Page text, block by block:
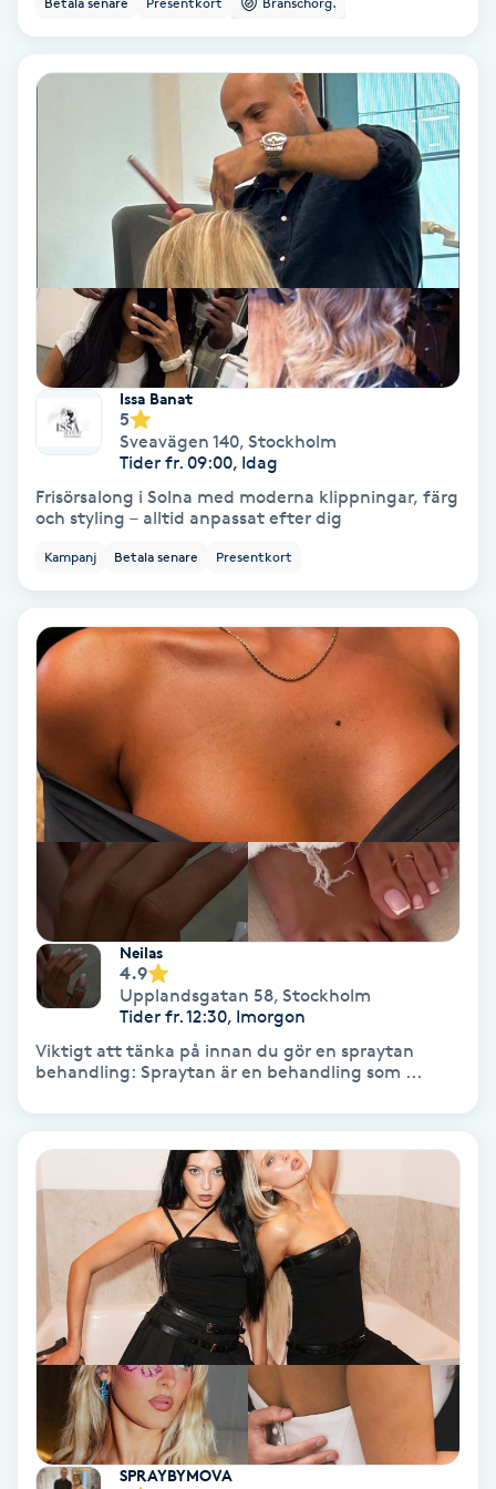
Bambumassage
Barber
Barnklippning
Brynfärgning
Bröllopsuppsättning
Celluliter
Coachning
Color correction
Cryoterapi
Damklippning
Dermapen
Diamantslipning
Enzympeeling
Extensions
Issa Banat
5
Sveavägen 140, Stockholm
Tider fr. 09:00, Idag
Frisörsalong i Solna med moderna klippningar, färg
och styling – alltid anpassat efter dig
Kampanj Betala senare Presentkort
Neilas
4.9
Upplandsgatan 58, Stockholm
Tider fr. 12:30, Imorgon
Viktigt att tänka på innan du gör en spraytan
behandling: Spraytan är en behandling som ...
SPRAYBYMOVA